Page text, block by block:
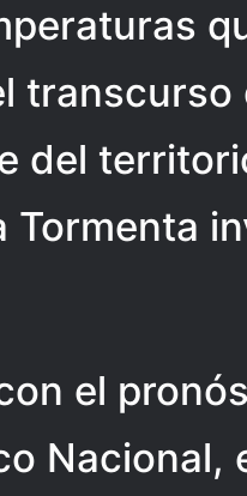
del
Tormenta
el
Nacional,